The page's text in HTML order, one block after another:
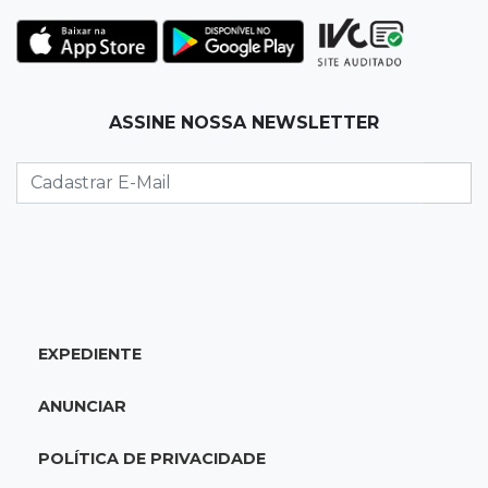
22:42Resumão
Palmeiras e Vasco confirmam vagas nas
Eleitorado aprova teste da urna, mas diz que
colinha será "fundamental"
Escolas municipais lideram notas do Ensino
ASSINE NOSSA NEWSLETTER
EXPEDIENTE
ANUNCIAR
POLÍTICA DE PRIVACIDADE